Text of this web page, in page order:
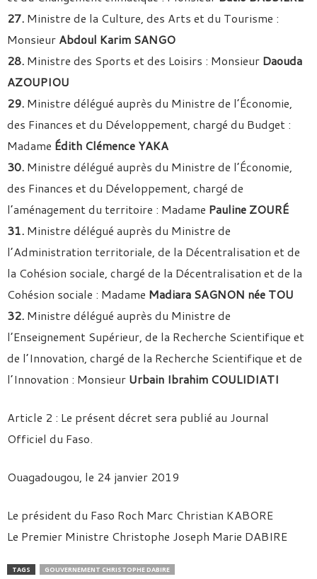
27. Ministre de la Culture, des Arts et du Tourisme :
Monsieur Abdoul Karim SANGO
28. Ministre des Sports et des Loisirs : Monsieur Daouda
AZOUPIOU
29. Ministre délégué auprès du Ministre de l’Économie,
des Finances et du Développement, chargé du Budget :
Madame Édith Clémence YAKA
30. Ministre délégué auprès du Ministre de l’Économie,
des Finances et du Développement, chargé de
l’aménagement du territoire : Madame Pauline ZOURÉ
31. Ministre délégué auprès du Ministre de
l’Administration territoriale, de la Décentralisation et de
la Cohésion sociale, chargé de la Décentralisation et de la
Cohésion sociale : Madame Madiara SAGNON née TOU
32. Ministre délégué auprès du Ministre de
l’Enseignement Supérieur, de la Recherche Scientifique et
de l’Innovation, chargé de la Recherche Scientifique et de
l’Innovation : Monsieur Urbain Ibrahim COULIDIATI
Article 2 : Le présent décret sera publié au Journal
Officiel du Faso.
Ouagadougou, le 24 janvier 2019
Le président du Faso Roch Marc Christian KABORE
Le Premier Ministre Christophe Joseph Marie DABIRE
TAGS GOUVERNEMENT CHRISTOPHE DABIRE